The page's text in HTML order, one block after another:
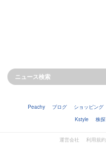
Peachy ブログ ショッピング
Kstyle
株探
運営会社 利用規約